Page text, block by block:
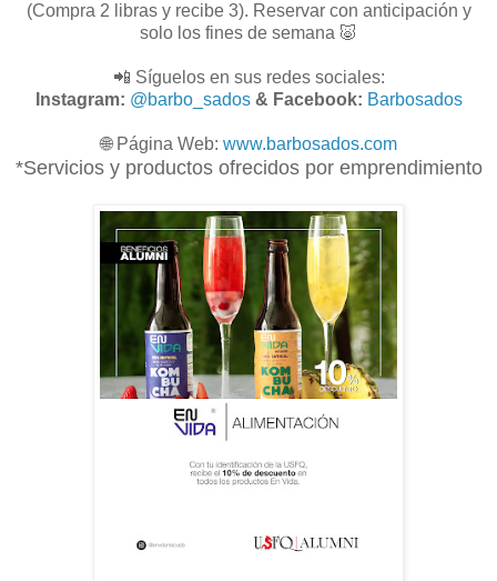
(Compra 2 libras y recibe 3). Reservar con anticipación y
solo los fines de semana 🐷
📲 Síguelos en sus redes sociales:
Instagram: @barbo_sados& Facebook: Barbosados
🌐 Página Web: www.barbosados.com
*Servicios y productos ofrecidos por emprendimiento